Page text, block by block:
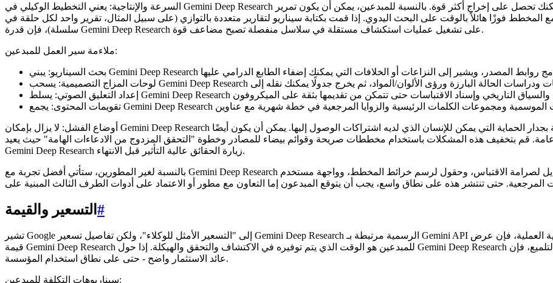
السرعة والإنتاجية: يعني التخطيط الوكيلي في Gemini Deep Research أنه قد يستغرق وقتًا أطول من استجابة سؤال وجواب واحدة، ولكنك تحصل على إخراج أكثر قوة. بالنسبة للمبدعين، يمكن أن يكون تمرير
ومتوافقًا مع المخطط فوزًا هائلاً بالوقت على البحث اليدوي. إذا قمت بكتابة سيناريو لتقارير متعددة بالتوازي (على سبيل المثال، تقرير واحد لكل حلقة في
سلسلة)، فإن قدرة Gemini Deep Research على تشغيل عمليات استكشاف مستقلة في سلاسل منفصلة تصبح مضاعف قوة.
ملاءمة سير العمل للمبدعين:
أوضاع الفشل: لا يزال بإمكان Gemini Deep Research أن يهلوس أو يفرط في وزن مصدر واحد أو يفوت المواد المحمية بجدار الحماية التي يمكن للإنسان الذي لديه اشتراكات الوصول إليها. يمكن أن يكون أيضًا
قم بتخفيف هذه المشكلات باستخدام مخططات صريحة وقوائم بيضاء للمصادر وخطوة "التحقق المزدوج من الادعاءات الهامة" حيث يعيد
Gemini Deep Research زيارة الحقائق عالية التأثير قبل الانتهاء.
بالنسبة لغير المطورين، ستأتي أفضل تجربة مع Gemini Deep Research من عمليات التكامل التي تظهر عناصر التحكم الصحيحة: مفاتيح تبديل لصرامة الاقتباس، وحقول لرسم خرائط المخطط، وواجهة مستخدم
التسعير والقيمة #
تشير Google إلى "التسعير الأمثل للوكلاء"، ولكن تفاصيل تسعير Gemini Deep Research الرسمية مرتبطة بـ Gemini API وقد تعتمد على الاستخدام (لكل رمز أو لكل مهمة بحث). من الناحية العملية، فإن عرض
قيمة Gemini Deep Research للمبدعين هو الوقت الذي يتم توفيره في الاكتشاف والتحقق والهيكلة. إذا حول Gemini Deep Research خمس ساعات من البحث المتناثر إلى ساعة واحدة من المراجعة والتلميع، فإن
عائد الاستثمار واضح - حتى على نطاق استخدام المؤسسة.
سيناريوهات التكلفة للمبدعين: